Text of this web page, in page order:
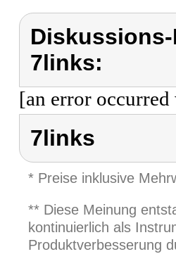
7links:
[an error
7links
* Preise inklusive
** Diese Meinung
kontinuierlich als
Produktverbesserung